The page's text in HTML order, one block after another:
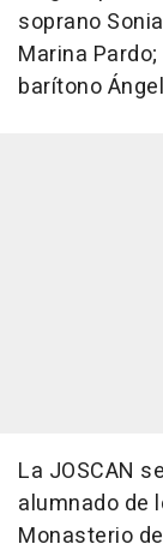
soprano
Marina
barítono
La JOSCAN
alumnado de
Monasterio